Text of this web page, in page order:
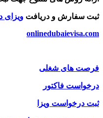
ثبت سفارش و دریافت ویزای
onlinedubaievisa.com
فرصت های شغلی
درخواست فاکتور
ثبت درخواست ویزا